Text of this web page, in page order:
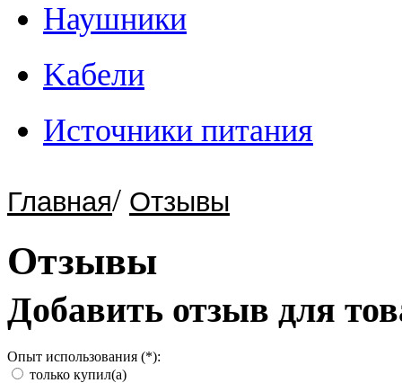
Наушники
Kабели
Источники питания
Главная/ Отзывы
Отзывы
Добавить отзыв для
Опыт использования (*):
только купил(а)